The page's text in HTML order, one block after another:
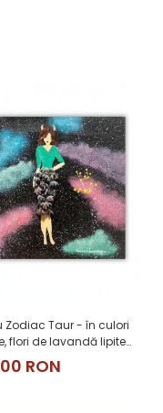
Zodiac Taur - în culori
flori de lavandă lipite
RON